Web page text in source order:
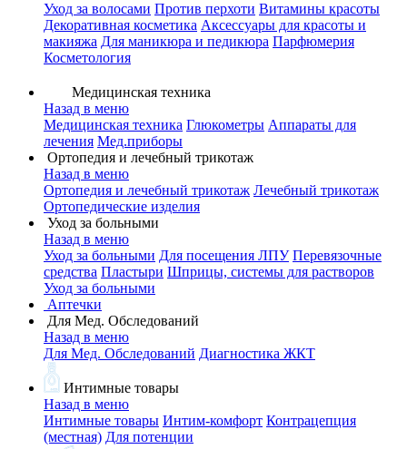
Уход за волосами Против перхоти Витамины красоты
Декоративная косметика Аксессуары для красоты и
макияжа Для маникюра и педикюра Парфюмерия
Косметология
Медицинская техника
Назад в меню
Медицинская техника Глюкометры Аппараты для
лечения Мед.приборы
Ортопедия и лечебный трикотаж
Назад в меню
Ортопедия и лечебный трикотаж Лечебный трикотаж
Ортопедические изделия
Уход за больными
Назад в меню
Уход за больными Для посещения ЛПУ Перевязочные
средства Пластыри Шприцы, системы для растворов
Уход за больными
Аптечки
Для Мед. Обследований
Назад в меню
Для Мед. Обследований Диагностика ЖКТ
Интимные товары
Назад в меню
Интимные товары Интим-комфорт Контрацепция
(местная) Для потенции